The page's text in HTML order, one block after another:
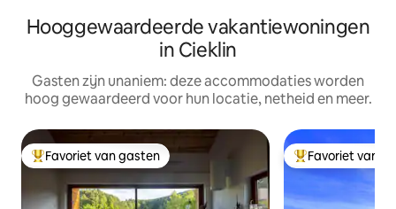
Hooggewaardeerde vakantiewoningen
in Cieklin
Gasten zijn unaniem: deze accommodaties worden
hoog gewaardeerd voor hun locatie, netheid en meer.
Topfavoriet van gasten
Favoriet van gasten Topfavoriet van
Favoriet van